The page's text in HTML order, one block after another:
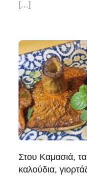
[…]
Στου Καμασιά,
καλούδια,